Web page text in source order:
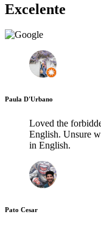
Excelente
Paula D'Urbano
Loved the
English. Unsure
in English.
Pato Cesar